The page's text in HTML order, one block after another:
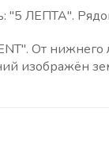
ЛЕПТА".
От
изображён